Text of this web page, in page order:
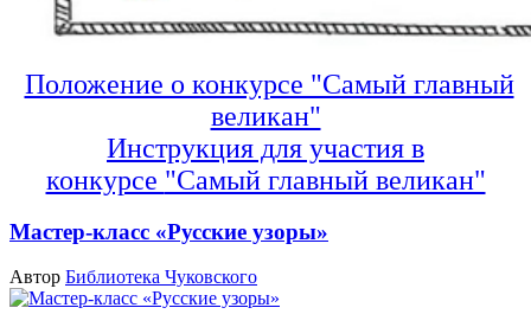
Положение о конкурсе "Самый главный
великан"
Инструкция для участия в
конкурсе "Самый главный великан"
Мастер-класс «Русские узоры»
Автор Библиотека Чуковского